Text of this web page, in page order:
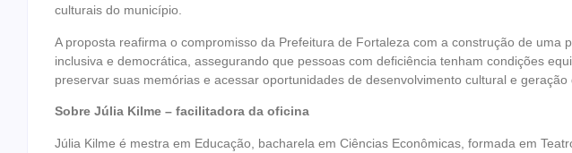
culturais do município.
A proposta reafirma o compromisso da Prefeitura de Fortaleza com a construção de uma
inclusiva e democrática, assegurando que pessoas com deficiência tenham condições
preservar suas memórias e acessar oportunidades de desenvolvimento cultural e geração
Sobre Júlia Kilme – facilitadora da oficina
Júlia Kilme é mestra em Educação, bacharela em Ciências Econômicas, formada em